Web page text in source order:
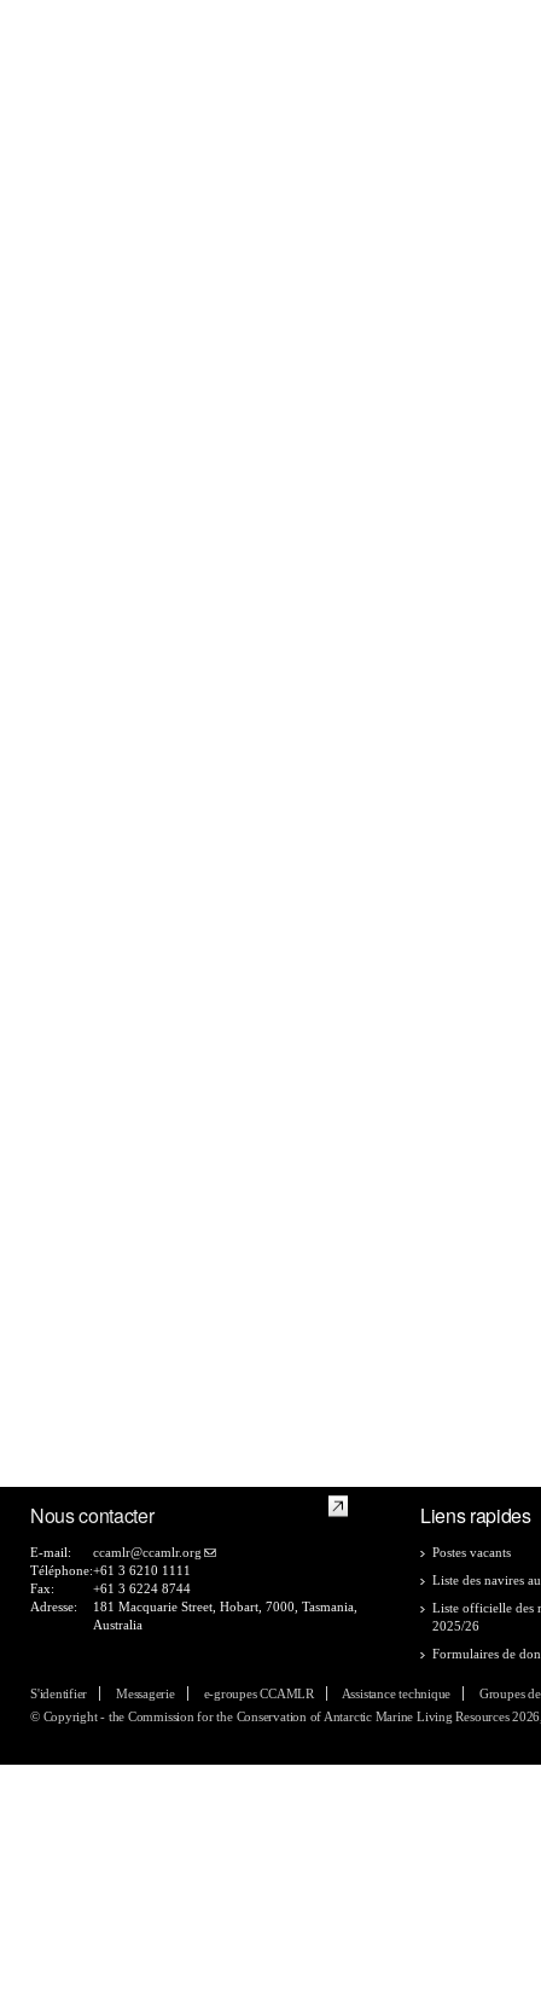
Nous contacter
E-mail:
ccamlr@ccamlr.org
Téléphone:+61 3 6210 1111
Fax:
+61 3 6224 8744
Adresse:
181 Macquarie Street, Hobart, 7000, Tasmania,
Australia
Liens rapides
Postes vacants
Liste des navires
Liste officielle des
2025/26
Formulaires de
S'identifier Messagerie e-groupes CCAMLR Assistance technique
Groupes
© Copyright - the Commission for the Conservation of Antarctic Marine Living Resources